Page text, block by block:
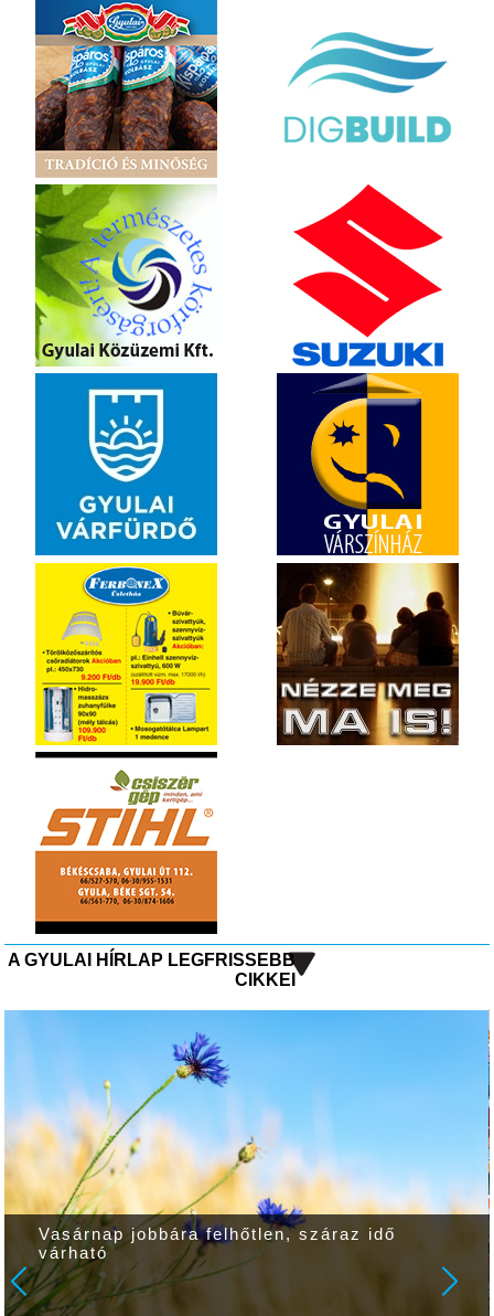
A GYULAI HÍRLAP LEGFRISSEBB
CIKKEI
Vasárnap jobbára felhőtlen, száraz idő
várható